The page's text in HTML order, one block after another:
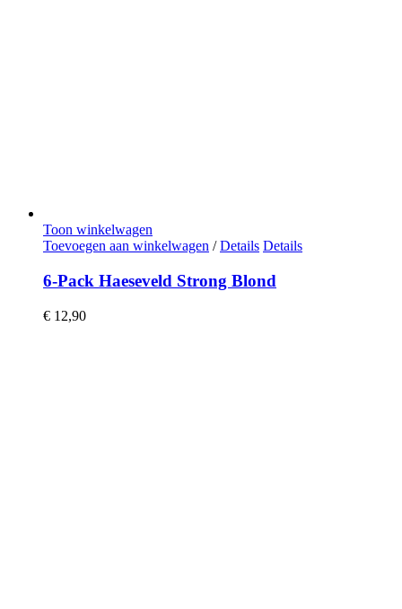
Toon winkelwagen
Toevoegen aan winkelwagen / Details Details
6-Pack Haeseveld Strong Blond
€ 12,90